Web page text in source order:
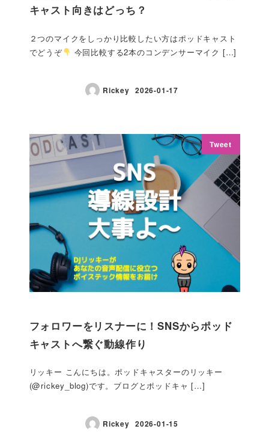
キャスト向きはどっち？
２つのマイクをしっかり比較したい方はポッドキャスト
でどうぞ
今回比較する2本のコンデンサーマイク […]
Rickey 2026-01-17
Tweet
フォロワーをリスナーに！SNSからポッド
キャストへ繋ぐ動線作り
リッキー こんにちは。ポッドキャスターのリッキー
(@rickey_blog)です。ブログとポッドキャ […]
Rickey 2026-01-15